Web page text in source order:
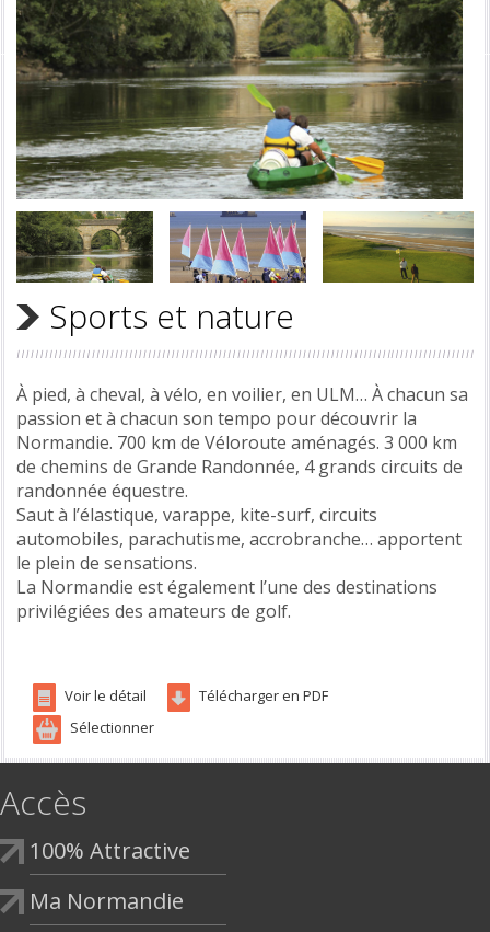
Sports et nature
À pied, à cheval, à vélo, en voilier, en ULM… À chacun sa
passion et à chacun son tempo pour découvrir la
Normandie. 700 km de Véloroute aménagés. 3 000 km
de chemins de Grande Randonnée, 4 grands circuits de
randonnée équestre.
Saut à l’élastique, varappe, kite-surf, circuits
automobiles, parachutisme, accrobranche… apportent
le plein de sensations.
La Normandie est également l’une des destinations
privilégiées des amateurs de golf.
Voir le détail
Télécharger en PDF
Sélectionner
Accès
100% Attractive
Ma Normandie